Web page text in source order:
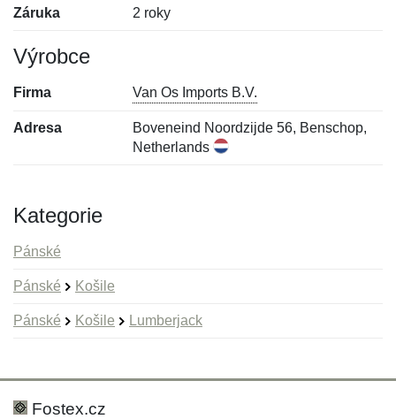
Záruka 2 roky
Výrobce
Firma Van Os Imports B.V.
Adresa
Boveneind Noordzijde 56, Benschop,
Netherlands
Kategorie
Pánské
Pánské Košile
Pánské Košile Lumberjack
Hodnocení:
Jméno:
Fostex.cz